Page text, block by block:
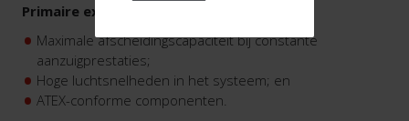
Primaire explosiebeveiliging
Maximale afscheidingscapaciteit bij constante
aanzuigprestaties;
Hoge luchtsnelheden in het systeem; en
ATEX-conforme componenten.